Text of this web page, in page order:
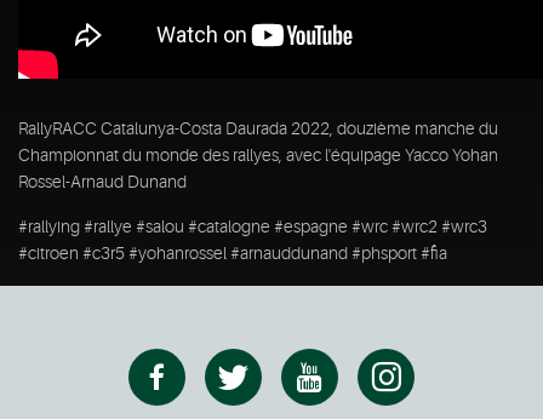
RallyRACC Catalunya-Costa Daurada 2022, douzième manche du
Championnat du monde des rallyes, avec l'équipage Yacco Yohan
Rossel-Arnaud Dunand
#rallying #rallye #salou #catalogne #espagne #wrc #wrc2 #wrc3
#citroen #c3r5 #yohanrossel #arnauddunand #phsport #fia